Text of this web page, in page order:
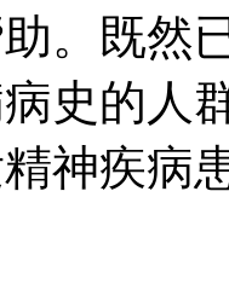
。既然
史的人
神疾病